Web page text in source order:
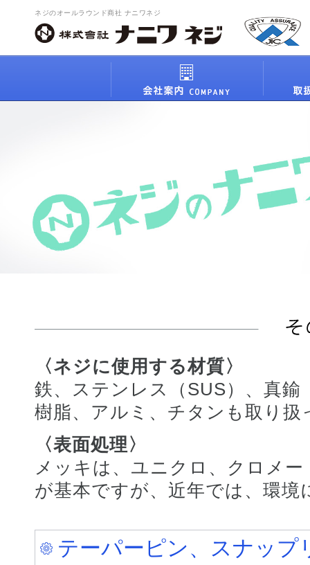
ネジのオールラウンド商社 ナニワネジ
〈ネジに使用する材質〉
鉄、ステンレス（SUS）、真
樹脂、アルミ、チタンも取り扱
〈表面処理〉
メッキは、ユニクロ、クロメ
が基本ですが、近年では、環
テーパーピン、スナップ